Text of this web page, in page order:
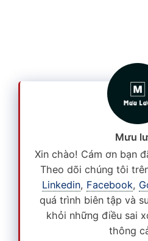
Mưu
Xin chào! Cám ơn bạn
Theo dõi chúng tôi
Linkedin, Facebook,
quá trình biên tập và
khỏi những điều sai
thông